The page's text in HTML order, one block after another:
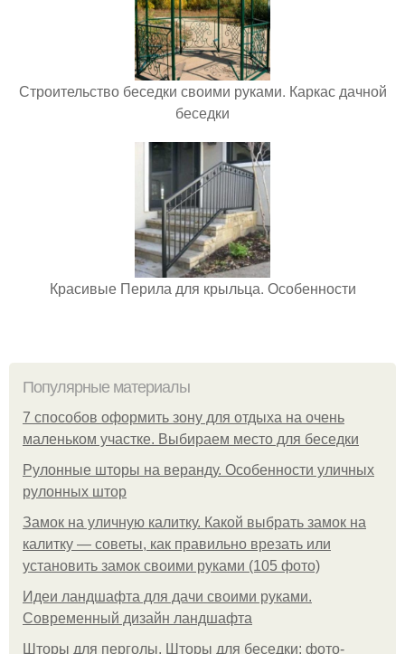
Строительство беседки своими руками. Каркас дачной
беседки
Красивые Перила для крыльца. Особенности
Популярные материалы
7 способов оформить зону для отдыха на очень
маленьком участке. Выбираем место для беседки
Рулонные шторы на веранду. Особенности уличных
рулонных штор
Замок на уличную калитку. Какой выбрать замок на
калитку — советы, как правильно врезать или
установить замок своими руками (105 фото)
Идеи ландшафта для дачи своими руками.
Современный дизайн ландшафта
Шторы для перголы. Шторы для беседки: фото-